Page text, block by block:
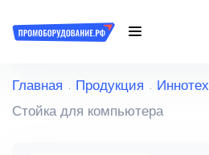
Главная Продукция
Иннотех
Стойка для компьютера